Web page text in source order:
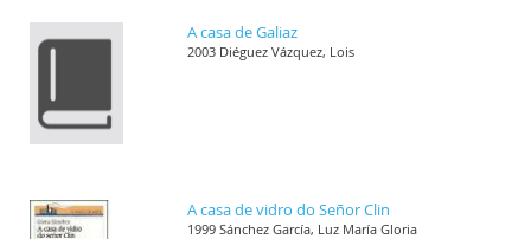
A casa de Galiaz
2003 Diéguez Vázquez, Lois
A casa de vidro do Señor Clin
1999 Sánchez García, Luz María Gloria